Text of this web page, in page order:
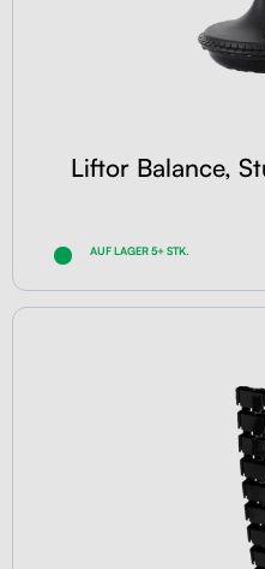
Liftor Balance,
AUF LAGER 5+ STK.